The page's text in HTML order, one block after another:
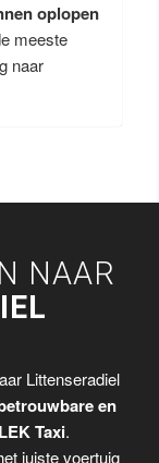
oplopen
meeste
naar
NAAR
Littenseradiel
en
Taxi.
juiste voertuig